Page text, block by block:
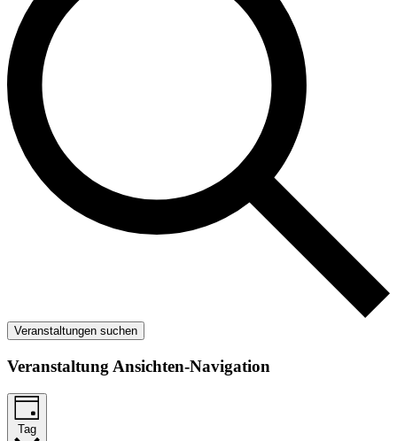
Veranstaltungen suchen
Veranstaltung Ansichten-Navigation
Tag